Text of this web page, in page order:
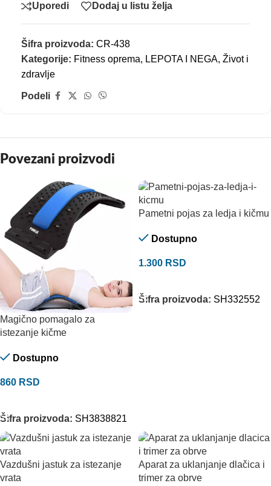
Uporedi Dodaj u listu želja
Šifra proizvoda: CR-438
Kategorije: Fitness oprema, LEPOTA I NEGA, Život i
zdravlje
Podeli
Povezani proizvodi
Magično pomagalo za
istezanje kičme
Dostupno
860 RSD
Šifra proizvoda: SH3838821
Pametni pojas za ledja i kičmu
Dostupno
1.300 RSD
Šifra proizvoda: SH332552
Vazdušni jastuk za istezanje
vrata
Aparat za uklanjanje dlačica i
trimer za obrve